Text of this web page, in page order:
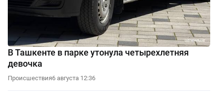
В Ташкенте в парке утонула четырехлетняя
девочка
Происшествия6 августа 12:36